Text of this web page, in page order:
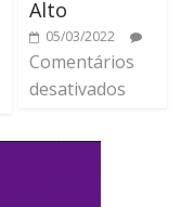
Alto
05/03/2022
Comentários
desativados